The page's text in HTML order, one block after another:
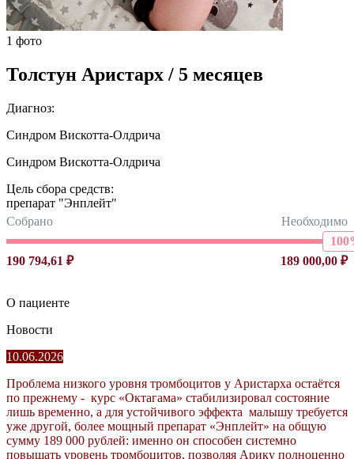
1 фото
Толстун Аристарх / 5 месяцев
Диагноз:
Синдром Вискотта-Олдрича
Синдром Вискотта-Олдрича
Цель сбора средств:
препарат "Энплейт"
Собрано
Необходимо
190 794,61 ₽
189 000,00 ₽
О пациенте
Новости
10.06.2026
Проблема низкого уровня тромбоцитов у Аристарха остаётся
по прежнему - курс «Октагама» стабилизировал состояние
лишь временно, а для устойчивого эффекта малышу требуется
уже другой, более мощный препарат «Энплейт» на общую
сумму 189 000 рублей: именно он способен системно
повышать уровень тромбоцитов, позволяя Арику полноценно